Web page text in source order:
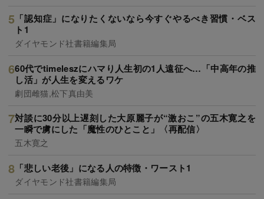
「認知症」になりたくないなら今すぐやるべき習慣・ベス
ト1
ダイヤモンド社書籍編集局
60代でtimeleszにハマり人生初の1人遠征へ…「中高年の推
し活」が人生を変えるワケ
劇団雌猫,松下真由美
対談に30分以上遅刻した大原麗子が“激おこ”の五木寛之を
一瞬で虜にした「魔性のひとこと」〈再配信〉
五木寛之
「悲しい老後」になる人の特徴・ワースト1
ダイヤモンド社書籍編集局